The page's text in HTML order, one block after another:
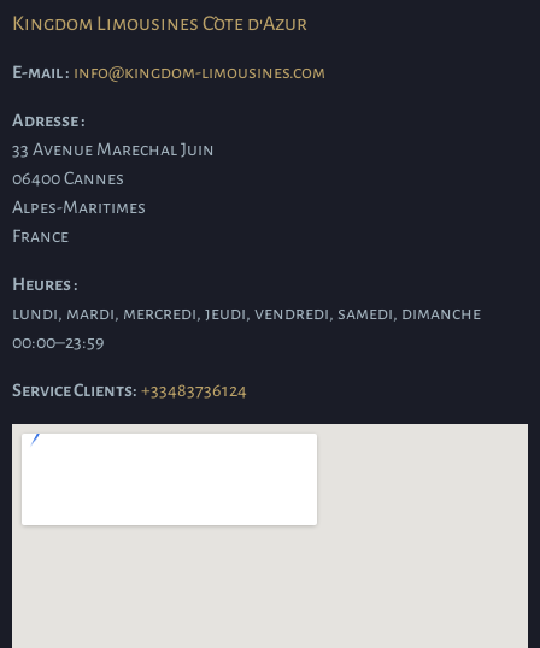
Kingdom Limousines Côte d'Azur
E-mail : info@kingdom-limousines.com
Adresse :
33 Avenue Marechal Juin
06400Cannes
Alpes-Maritimes
France
Heures :
lundi, mardi, mercredi, jeudi, vendredi, samedi, dimanche
00:00–23:59
Service Clients: +33483736124